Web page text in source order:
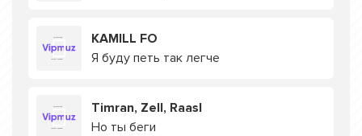
KAMILL FO
Я буду петь так легче
Timran, Zell, Raasl
Но ты беги